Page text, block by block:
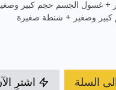
+ غسول الجسم حجم كبير
وصغير + شنطة صغيرة
السلة اشترِ